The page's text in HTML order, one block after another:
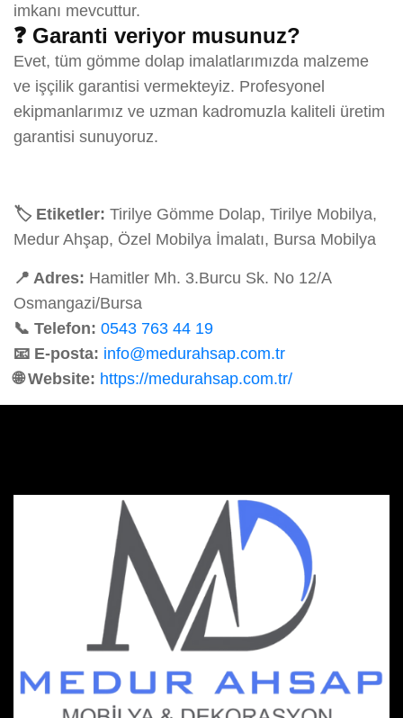
imkanı mevcuttur.
❓ Garanti veriyor musunuz?
Evet, tüm gömme dolap imalatlarımızda malzeme
ve işçilik garantisi vermekteyiz. Profesyonel
ekipmanlarımız ve uzman kadromuzla kaliteli üretim
garantisi sunuyoruz.
🏷️ Etiketler: Tirilye Gömme Dolap, Tirilye Mobilya,
Medur Ahşap, Özel Mobilya İmalatı, Bursa Mobilya
📍 Adres: Hamitler Mh. 3.Burcu Sk. No 12/A
Osmangazi/Bursa
📞 Telefon: 0543 763 44 19
📧 E-posta: info@medurahsap.com.tr
🌐 Website: https://medurahsap.com.tr/